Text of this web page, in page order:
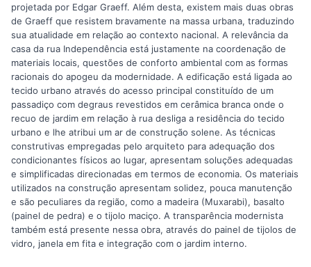
projetada por Edgar Graeff. Além desta, existem mais duas obras
de Graeff que resistem bravamente na massa urbana, traduzindo
sua atualidade em relação ao contexto nacional. A relevância da
casa da rua Independência está justamente na coordenação de
materiais locais, questões de conforto ambiental com as formas
racionais do apogeu da modernidade. A edificação está ligada ao
tecido urbano através do acesso principal constituído de um
passadiço com degraus revestidos em cerâmica branca onde o
recuo de jardim em relação à rua desliga a residência do tecido
urbano e lhe atribui um ar de construção solene. As técnicas
construtivas empregadas pelo arquiteto para adequação dos
condicionantes físicos ao lugar, apresentam soluções adequadas
e simplificadas direcionadas em termos de economia. Os materiais
utilizados na construção apresentam solidez, pouca manutenção
e são peculiares da região, como a madeira (Muxarabi), basalto
(painel de pedra) e o tijolo maciço. A transparência modernista
também está presente nessa obra, através do painel de tijolos de
vidro, janela em fita e integração com o jardim interno.